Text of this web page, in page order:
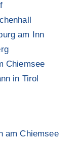
am Inn
Chiemsee
in Tirol
am Chiemsee